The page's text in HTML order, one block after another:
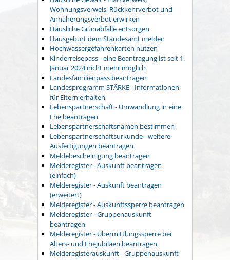
Wohnungsverweis, Rückkehrverbot und
Annäherungsverbot erwirken
Häusliche Grünabfälle entsorgen
Hausgeburt dem Standesamt melden
Hochwassergefahrenkarten nutzen
Kinderreisepass - eine Beantragung ist seit 1.
Januar 2024 nicht mehr möglich
Landesfamilienpass beantragen
Landesprogramm STÄRKE - Informationen
für Eltern erhalten
Lebenspartnerschaft - Umwandlung in eine
Ehe beantragen
Lebenspartnerschaftsnamen bestimmen
Lebenspartnerschaftsurkunde - weitere
Ausfertigungen beantragen
Meldebescheinigung beantragen
Melderegister - Auskunft beantragen
(einfach)
Melderegister - Auskunft beantragen
(erweitert)
Melderegister - Auskunftssperre beantragen
Melderegister - Gruppenauskunft
beantragen
Melderegister - Übermittlungssperre bei
Alters- und Ehejubiläen beantragen
Melderegisterauskunft - Gruppenauskunft